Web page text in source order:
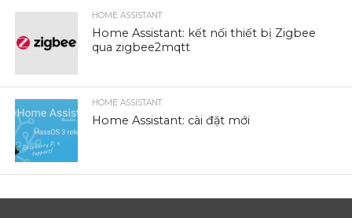
HOME ASSISTANT
Home Assistant: kết nối thiết bị Zigbee
qua zigbee2mqtt
HOME ASSISTANT
Home Assistant: cài đặt mới